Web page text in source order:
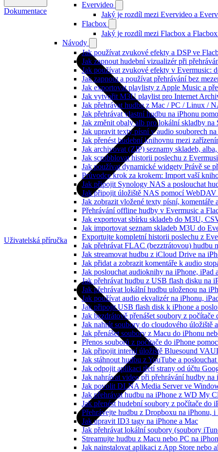
Evervideo
Jaký je rozdíl mezi Evervideo a
Flacbox
Jaký je rozdíl mezi Flacbox a
Návody
Jak používat zvukové efekty a DSP ve
Jak zapnout hudební vizualizér při
Jak používat zvukové efekty v Evermusic:
Jak zapnout a používat přehrávání bez
Jak exportovat playlisty z Apple Music a
Jak vytvořit M3U playlist pro Internet
Jak přehrávat hudbu z Mac / PC / Linux /
Jak přehrávat vlastní hudbu na iPhonu
Jak změnit obaly alb pro lokální skladby
Jak upravit texty písní v audio souborech
Jak přenést hudební knihovnu mezi
Jak archivovat (ZIP) seznamy skladeb,
Jak scrobblovat historii poslechu z
Jak používat dynamické widgety Právě se
Průvodce krok za krokem: Import vaší
Jak připojit Synology NAS a poslouchat
Jak připojit úložiště NAS pomocí WebDAV
Jak zobrazit vložené texty písní,
Přehrávání offline hudby v Evermusic a
Jak exportovat sbírku skladeb do M3U,
Jak importovat seznam skladeb M3U do
Exportujte kompletní historii poslechu z
Jak přehrávat FLAC (bezztrátovou) hudbu
Jak streamovat hudbu z iCloud Drive na
Jak přidat a zobrazit komentáře k audio
Jak poslouchat audioknihy na iPhone, iPad
Jak přehrávat hudbu z USB flash disku na
Jak přehrávat lokální hudbu uloženou na
Jak používat audio ekvalizér na iPhonu,
Jak připojit USB flash disk k iPhone a
Jak bezdrátově přenášet soubory z
Jak nahrát soubory do cloudového
Jak přenášet soubory z Macu do iPhonu
Přenos souborů z počítače do iPhone
Jak připojit interní úložiště Bluesound
Jak stáhnout hudbu z YouTube a
Jak odpojit aplikaci třetí strany od účtu
Jak nahrávat video při přehrávání hudby na
Jak povolit DLNA Media Server ve
Jak přehrávat hudbu na iPhone z WD My
Jak přenést hudební soubory z počítače
Přehrávejte hudbu z Dropboxu na iPhonu,
Jak upravit ID3 tagy na iPhone a Mac
Jak přehrávat lokální soubory (soubory
Streamujte hudbu z Macu nebo PC na
Jak nainstalovat aplikaci z App Store nebo
Dokumentace
Uživatelská příručka